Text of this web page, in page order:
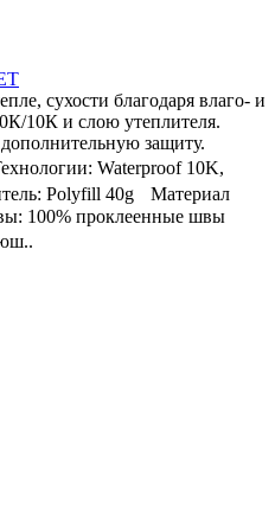
сухости благодаря влаго- и
10К и слою утеплителя.
защиту.
Waterproof 10K,
Polyfill 40g Материал
100% проклеенные швы